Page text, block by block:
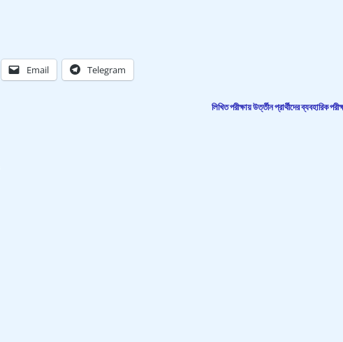
Email Telegram
লিখিত পরীক্ষায় উর্ত্তীন প্রার্থীদের ব্যবহারিক